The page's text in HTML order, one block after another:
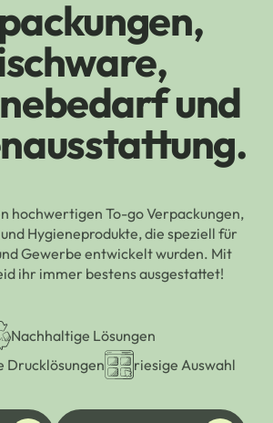
und
hochwertigen To-go Verpackungen,
Hygieneprodukte, die speziell für
Gewerbe entwickelt wurden. Mit
ihr immer bestens ausgestattet!
Nachhaltige Lösungen
Drucklösungen
riesige Auswahl
bestellen
Vorteile